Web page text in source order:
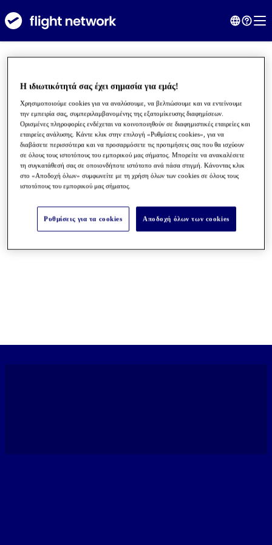
●●
Η ιδιωτικότητά σας έχει σημασία για εμάς!
Χρησιμοποιούμε cookies για να αναλύσουμε, να βελτιώσουμε και να εντείνουμε
την εμπειρία σας, συμπεριλαμβανομένης της εξατομίκευσης διαφημίσεων.
Ορισμένες πληροφορίες ενδέχεται να κοινοποιηθούν σε διαφημιστικές εταιρείες και
εταιρείες ανάλυσης. Κάντε κλικ στην επιλογή «Ρυθμίσεις cookies», για να
διαβάσετε περισσότερα και να προσαρμόσετε τις προτιμήσεις σας που θα ισχύουν
σε όλους τους ιστοτόπους του εμπορικού μας σήματος. Μπορείτε να ανακαλέσετε
τη συγκατάθεσή σας σε οποιονδήποτε ιστότοπο ανά πάσα στιγμή. Κάνοντας κλικ
στο «Αποδοχή όλων» συμφωνείτε με τη χρήση όλων των cookies σε όλους τους
ιστοτόπους του εμπορικού μας σήματος.
Ρυθμίσεις για τα cookies Αποδοχή όλων των cookies